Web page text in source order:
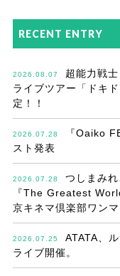
RECENT ENTRY
2026.08.07
超能力戦
ライブツアー「ドキ
定！！
2026.07.28
『Oaiko
スト発表
2026.07.28
つしまみ
『The Greatest
京キネマ倶楽部ワン
2026.07.25
ATATA、
ライブ開催。